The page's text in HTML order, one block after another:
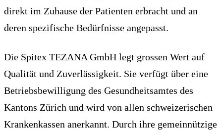
direkt im Zuhause der Patienten erbracht und an
deren spezifische Bedürfnisse angepasst.
Die Spitex TEZANA GmbH legt grossen Wert auf
Qualität und Zuverlässigkeit. Sie verfügt über eine
Betriebsbewilligung des Gesundheitsamtes des
Kantons Zürich und wird von allen schweizerischen
Krankenkassen anerkannt. Durch ihre gemeinnützige